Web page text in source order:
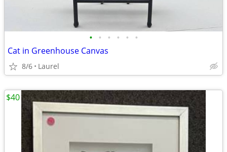
• • • • • •
Cat in Greenhouse Canvas
8/6 Laurel
$40